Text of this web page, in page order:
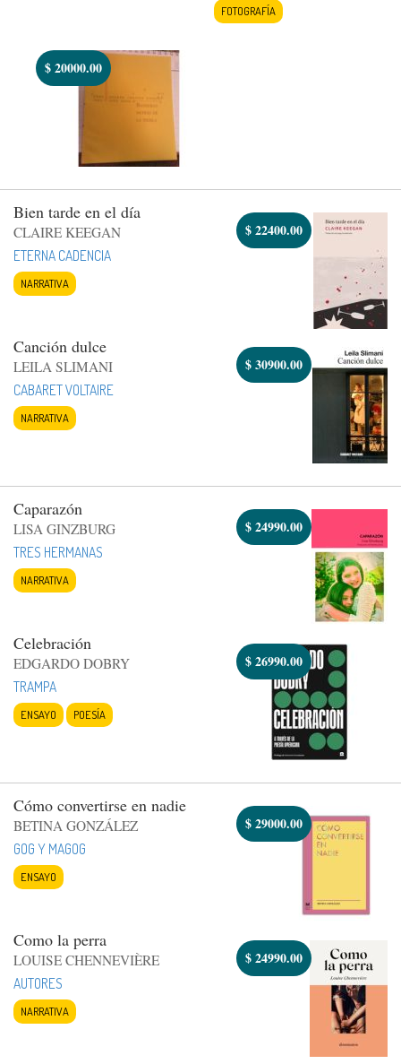
FOTOGRAFÍA
$20000.00
Bien tarde en el día
CLAIRE KEEGAN
ETERNA CADENCIA
NARRATIVA
$22400.00
Canción dulce
LEILA SLIMANI
CABARET VOLTAIRE
NARRATIVA
$30900.00
Caparazón
LISA GINZBURG
TRES HERMANAS
NARRATIVA
$24990.00
Celebración
EDGARDO DOBRY
TRAMPA
ENSAYO POESÍA
$26990.00
Cómo convertirse en nadie
BETINA GONZÁLEZ
GOG Y MAGOG
ENSAYO
$29000.00
Como la perra
LOUISE CHENNEVIÈRE
AUTORES
NARRATIVA
$24990.00